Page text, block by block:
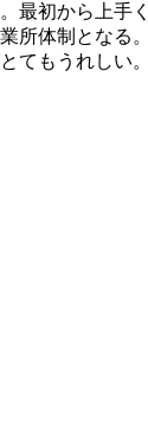
初から上手
体制となる
てもうれしい。